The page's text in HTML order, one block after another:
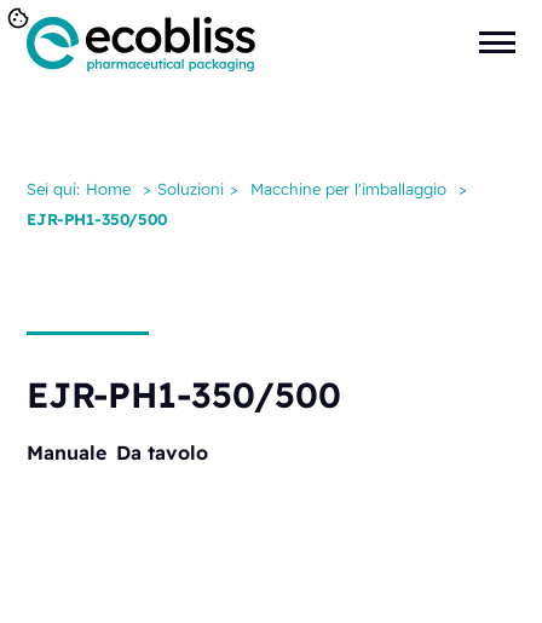
Sei qui: Home > Soluzioni > Macchine per l'imballaggio
>
EJR-PH1-350/500
EJR-PH1-350/500
Manuale Da tavolo